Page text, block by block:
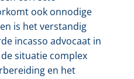
ook onnodige
is het verstandig
incasso advocaat in
situatie complex
en het